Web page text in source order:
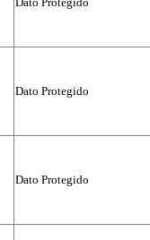
Dato Protegido
Dato Protegido